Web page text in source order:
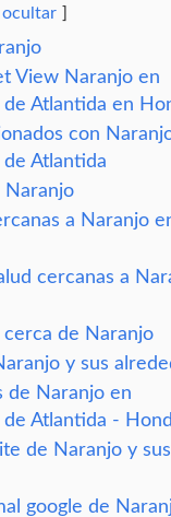
ocultar
View Naranjo en
Atlantida en
con
Atlantida
Naranjo
a Naranjo
cercanas a
de Naranjo
y sus
de Naranjo en
Atlantida -
de Naranjo y sus
google de